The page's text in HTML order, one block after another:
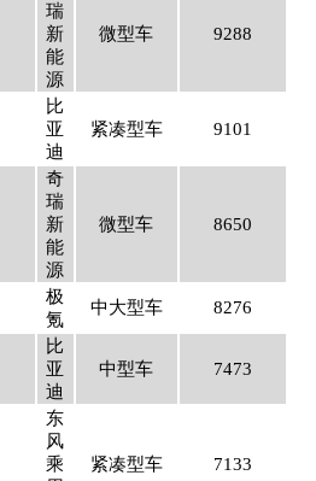
瑞
新
能
源
微型车 9288
比
亚
迪
紧凑型车 9101
奇
瑞
新
能
源
微型车 8650
极
氪
中大型车 8276
比
亚
迪
中型车 7473
东
风
乘
紧凑型车 7133